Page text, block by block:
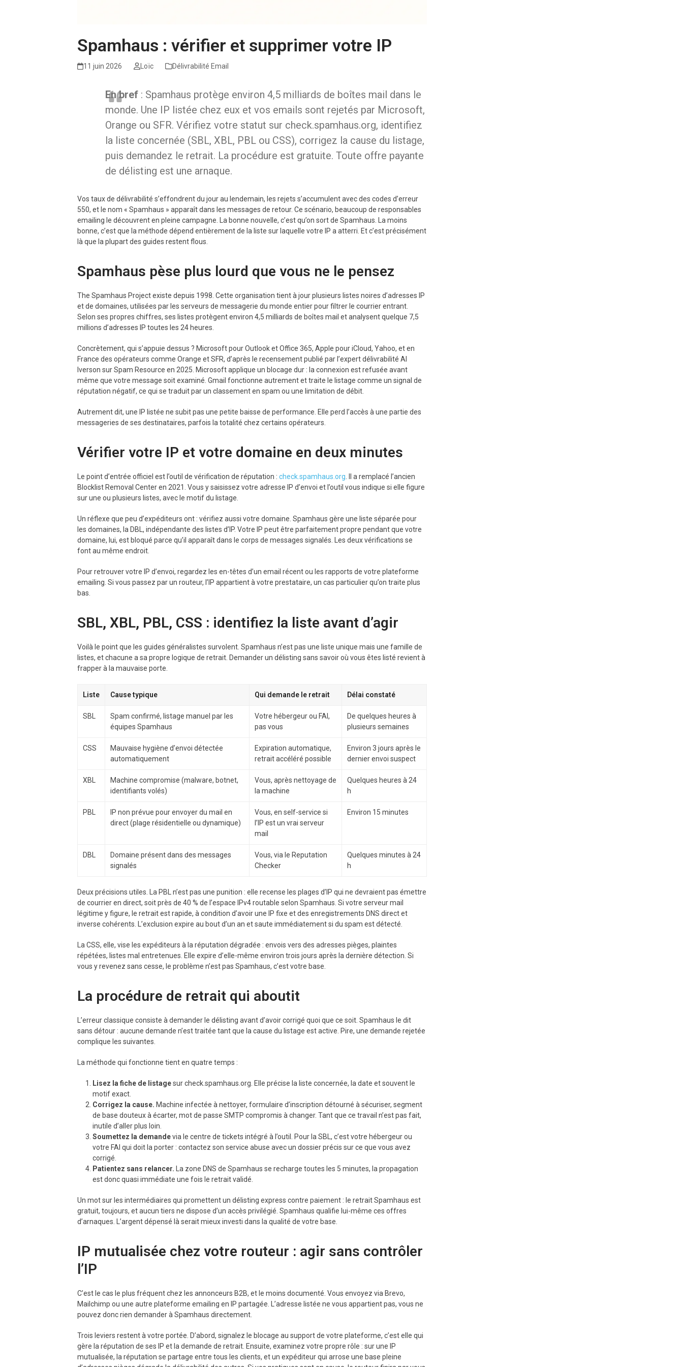
Spamhaus : vérifier et supprimer votre IP
11 juin 2026 Loïc Délivrabilité Email
En bref : Spamhaus protège environ 4,5 milliards de boîtes mail dans le
monde. Une IP listée chez eux et vos emails sont rejetés par Microsoft,
Orange ou SFR. Vérifiez votre statut sur check.spamhaus.org, identifiez
la liste concernée (SBL, XBL, PBL ou CSS), corrigez la cause du listage,
puis demandez le retrait. La procédure est gratuite. Toute offre payante
de délisting est une arnaque.
Vos taux de délivrabilité s’effondrent du jour au lendemain, les rejets s’accumulent avec des codes d’erreur
550, et le nom « Spamhaus » apparaît dans les messages de retour. Ce scénario, beaucoup de responsables
emailing le découvrent en pleine campagne. La bonne nouvelle, c’est qu’on sort de Spamhaus. La moins
bonne, c’est que la méthode dépend entièrement de la liste sur laquelle votre IP a atterri. Et c’est précisément
là que la plupart des guides restent flous.
Spamhaus pèse plus lourd que vous ne le pensez
The Spamhaus Project existe depuis 1998. Cette organisation tient à jour plusieurs listes noires d’adresses IP
et de domaines, utilisées par les serveurs de messagerie du monde entier pour filtrer le courrier entrant.
Selon ses propres chiffres, ses listes protègent environ 4,5 milliards de boîtes mail et analysent quelque 7,5
millions d’adresses IP toutes les 24 heures.
Concrètement, qui s’appuie dessus ? Microsoft pour Outlook et Office 365, Apple pour iCloud, Yahoo, et en
France des opérateurs comme Orange et SFR, d’après le recensement publié par l’expert délivrabilité Al
Iverson sur Spam Resource en 2025. Microsoft applique un blocage dur : la connexion est refusée avant
même que votre message soit examiné. Gmail fonctionne autrement et traite le listage comme un signal de
réputation négatif, ce qui se traduit par un classement en spam ou une limitation de débit.
Autrement dit, une IP listée ne subit pas une petite baisse de performance. Elle perd l’accès à une partie des
messageries de ses destinataires, parfois la totalité chez certains opérateurs.
Vérifier votre IP et votre domaine en deux minutes
Le point d’entrée officiel est l’outil de vérification de réputation : check.spamhaus.org . Il a remplacé l’ancien
Blocklist Removal Center en 2021. Vous y saisissez votre adresse IP d’envoi et l’outil vous indique si elle figure
sur une ou plusieurs listes, avec le motif du listage.
Un réflexe que peu d’expéditeurs ont : vérifiez aussi votre domaine. Spamhaus gère une liste séparée pour
les domaines, la DBL, indépendante des listes d’IP. Votre IP peut être parfaitement propre pendant que votre
domaine, lui, est bloqué parce qu’il apparaît dans le corps de messages signalés. Les deux vérifications se
font au même endroit.
Pour retrouver votre IP d’envoi, regardez les en-têtes d’un email récent ou les rapports de votre plateforme
emailing. Si vous passez par un routeur, l’IP appartient à votre prestataire, un cas particulier qu’on traite plus
bas.
SBL, XBL, PBL, CSS : identifiez la liste avant d’agir
Voilà le point que les guides généralistes survolent. Spamhaus n’est pas une liste unique mais une famille de
listes, et chacune a sa propre logique de retrait. Demander un délisting sans savoir où vous êtes listé revient à
frapper à la mauvaise porte.
Liste Cause typique Qui demande le retrait Délai constaté
SBL
Spam confirmé, listage manuel par les
équipes Spamhaus
Votre hébergeur ou FAI,
pas vous
De quelques heures à
plusieurs semaines
CSS
Mauvaise hygiène d’envoi détectée
automatiquement
Expiration automatique,
retrait accéléré possible
Environ 3 jours après le
dernier envoi suspect
XBL
Machine compromise (malware, botnet,
identifiants volés)
Vous, après nettoyage de
la machine
Quelques heures à 24
h
PBL
IP non prévue pour envoyer du mail en
direct (plage résidentielle ou dynamique)
Vous, en self-service si
l’IP est un vrai serveur
mail
Environ 15 minutes
DBL
Domaine présent dans des messages
signalés
Vous, via le Reputation
Checker
Quelques minutes à 24
h
Deux précisions utiles. La PBL n’est pas une punition : elle recense les plages d’IP qui ne devraient pas émettre
de courrier en direct, soit près de 40 % de l’espace IPv4 routable selon Spamhaus. Si votre serveur mail
légitime y figure, le retrait est rapide, à condition d’avoir une IP fixe et des enregistrements DNS direct et
inverse cohérents. L’exclusion expire au bout d’un an et saute immédiatement si du spam est détecté.
La CSS, elle, vise les expéditeurs à la réputation dégradée : envois vers des adresses pièges, plaintes
répétées, listes mal entretenues. Elle expire d’elle-même environ trois jours après la dernière détection. Si
vous y revenez sans cesse, le problème n’est pas Spamhaus, c’est votre base.
La procédure de retrait qui aboutit
L’erreur classique consiste à demander le délisting avant d’avoir corrigé quoi que ce soit. Spamhaus le dit
sans détour : aucune demande n’est traitée tant que la cause du listage est active. Pire, une demande rejetée
complique les suivantes.
La méthode qui fonctionne tient en quatre temps :
Lisez la fiche de listagesur check.spamhaus.org. Elle précise la liste concernée, la date et souvent le
motif exact.
Corrigez la cause. Machine infectée à nettoyer, formulaire d’inscription détourné à sécuriser, segment
de base douteux à écarter, mot de passe SMTP compromis à changer. Tant que ce travail n’est pas fait,
inutile d’aller plus loin.
Soumettez la demandevia le centre de tickets intégré à l’outil. Pour la SBL, c’est votre hébergeur ou
votre FAI qui doit la porter : contactez son service abuse avec un dossier précis sur ce que vous avez
corrigé.
Patientez sans relancer. La zone DNS de Spamhaus se recharge toutes les 5 minutes, la propagation
est donc quasi immédiate une fois le retrait validé.
Un mot sur les intermédiaires qui promettent un délisting express contre paiement : le retrait Spamhaus est
gratuit, toujours, et aucun tiers ne dispose d’un accès privilégié. Spamhaus qualifie lui-même ces offres
d’arnaques. L’argent dépensé là serait mieux investi dans la qualité de votre base.
IP mutualisée chez votre routeur : agir sans contrôler
l’IP
C’est le cas le plus fréquent chez les annonceurs B2B, et le moins documenté. Vous envoyez via Brevo,
Mailchimp ou une autre plateforme emailing en IP partagée. L’adresse listée ne vous appartient pas, vous ne
pouvez donc rien demander à Spamhaus directement.
Trois leviers restent à votre portée. D’abord, signalez le blocage au support de votre plateforme, c’est elle qui
gère la réputation de ses IP et la demande de retrait. Ensuite, examinez votre propre rôle : sur une IP
mutualisée, la réputation se partage entre tous les clients, et un expéditeur qui arrose une base pleine